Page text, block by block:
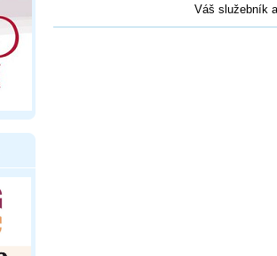
Váš služebník